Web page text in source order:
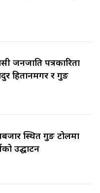
जनजाति पत्रकारिता
हितानमगर र गुरुङ
स्थित गुरुङ टोलमा
उद्घाटन